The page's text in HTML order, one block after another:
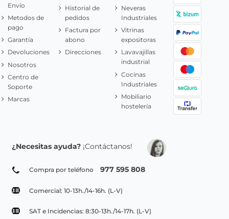
Envío
Metodos de
pago
Garantía
Devoluciones
Nosotros
Centro de
Soporte
Marcas
Historial de
pedidos
Factura por
abono
Direcciones
Neveras
Industriales
Vitrinas
expositoras
Lavavajillas
industrial
Cocinas
Industriales
Mobiliario
hostelería
¿Necesitas ayuda? ¡Contáctanos!
Compra por teléfono 977 595 808
Comercial: 10-13h./14-16h. (L-V)
SAT e Incidencias: 8:30-13h./14-17h. (L-V)